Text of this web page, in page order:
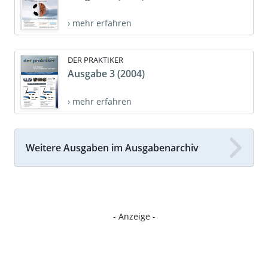
› mehr erfahren
DER PRAKTIKER
Ausgabe 3 (2004)
› mehr erfahren
Weitere Ausgaben im Ausgabenarchiv
- Anzeige -